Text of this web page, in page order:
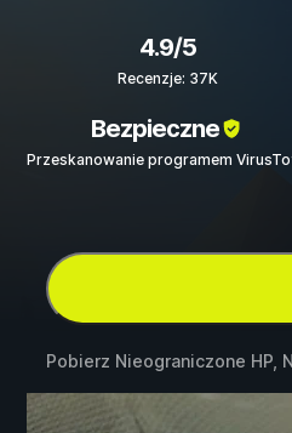
4.9/5
Recenzje: 37K
Bezpieczne
Przeskanowanie programem
Pobierz Nieograniczone HP,